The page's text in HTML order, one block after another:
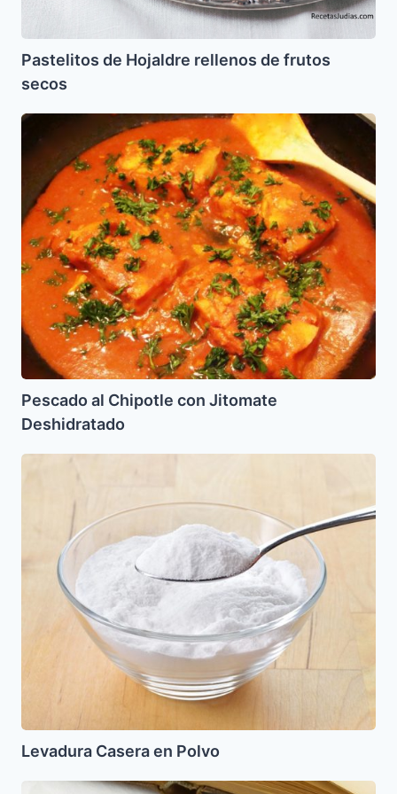
Pastelitos de Hojaldre rellenos de frutos
secos
Pescado
Chipotle
con
Jitomate
Deshidratado
Pescado al Chipotle con Jitomate
Deshidratado
Levadura Casera en Polvo